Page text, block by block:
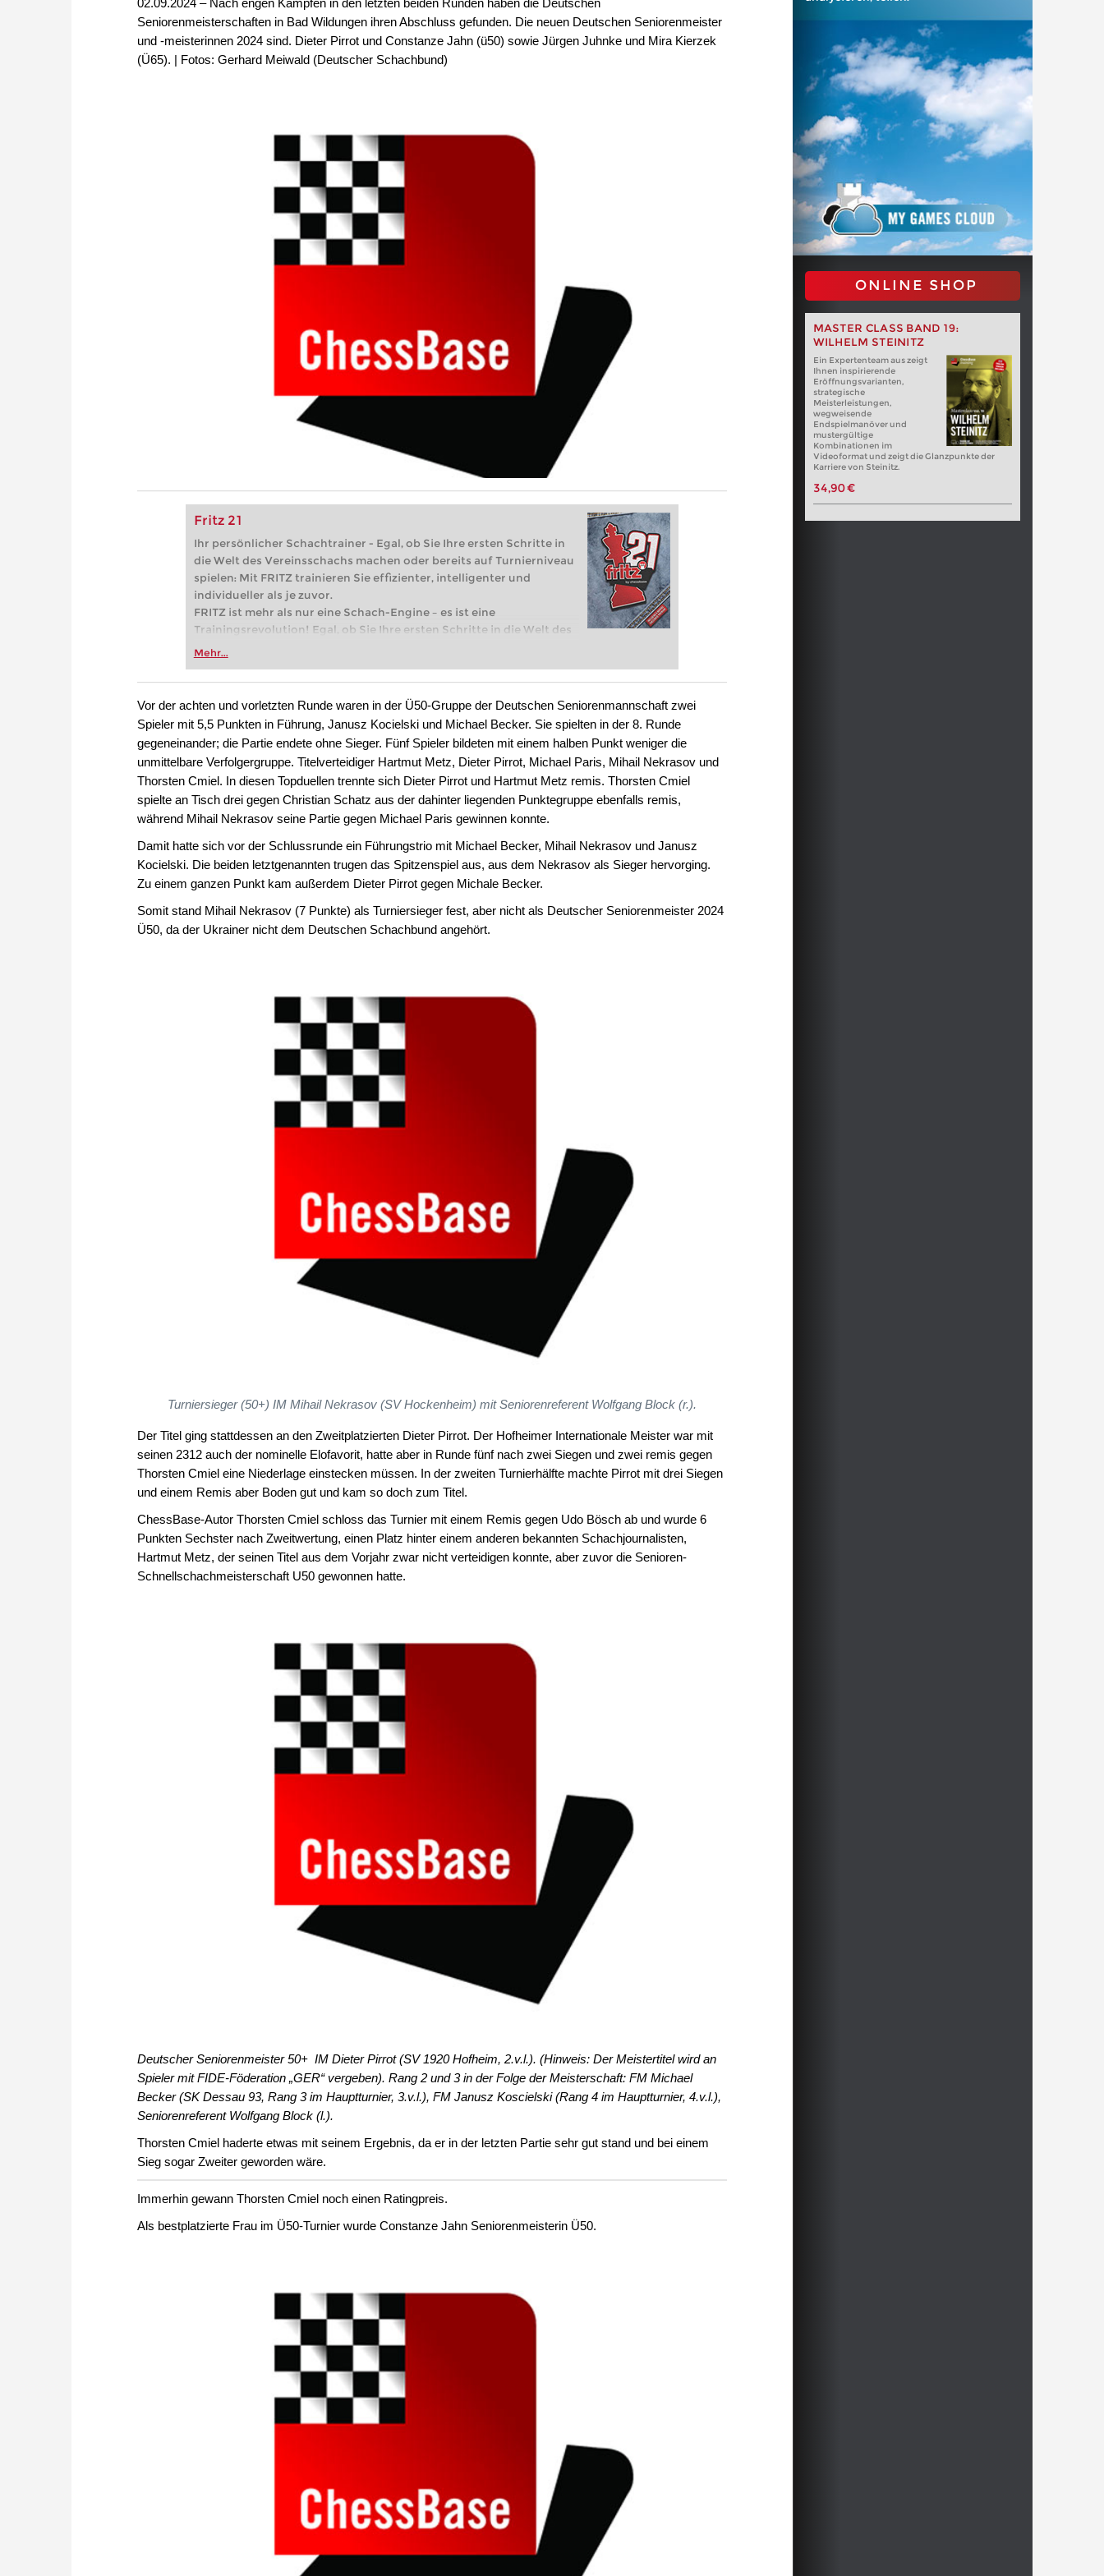
Seniorenmeisterschaften in Bad Wildungen ihren Abschluss gefunden. Die neuen Deutschen Seniorenmeister
und -meisterinnen 2024 sind. Dieter Pirrot und Constanze Jahn (ü50) sowie Jürgen Juhnke und Mira Kierzek
(Ü65). | Fotos: Gerhard Meiwald (Deutscher Schachbund)
Fritz 21
Ihr persönlicher Schachtrainer - Egal, ob Sie Ihre ersten Schritte in
die Welt des Vereinsschachs machen oder bereits auf Turnierniveau
spielen: Mit FRITZ trainieren Sie effizienter, intelligenter und
individueller als je zuvor.
FRITZ ist mehr als nur eine Schach-Engine – es ist eine
Trainingsrevolution! Egal, ob Sie Ihre ersten Schritte in die Welt des
Vereinsschachs machen oder bereits auf Turnierniveau spielen: Mit
zuvor.
Mehr...
ONLINE SHOP
MASTER CLASS BAND 19:
WILHELM STEINITZ
Ein Expertenteam aus zeigt
Ihnen inspirierende
Eröffnungsvarianten,
strategische
Meisterleistungen,
wegweisende
Endspielmanöver und
mustergültige
Kombinationen im
Videoformat und zeigt die Glanzpunkte der
Karriere von Steinitz.
34,90 €
Vor der achten und vorletzten Runde waren in der Ü50-Gruppe der Deutschen Seniorenmannschaft zwei
Spieler mit 5,5 Punkten in Führung, Janusz Kocielski und Michael Becker. Sie spielten in der 8. Runde
gegeneinander; die Partie endete ohne Sieger. Fünf Spieler bildeten mit einem halben Punkt weniger die
unmittelbare Verfolgergruppe. Titelverteidiger Hartmut Metz, Dieter Pirrot, Michael Paris, Mihail Nekrasov und
Thorsten Cmiel. In diesen Topduellen trennte sich Dieter Pirrot und Hartmut Metz remis. Thorsten Cmiel
spielte an Tisch drei gegen Christian Schatz aus der dahinter liegenden Punktegruppe ebenfalls remis,
während Mihail Nekrasov seine Partie gegen Michael Paris gewinnen konnte.
Damit hatte sich vor der Schlussrunde ein Führungstrio mit Michael Becker, Mihail Nekrasov und Janusz
Kocielski. Die beiden letztgenannten trugen das Spitzenspiel aus, aus dem Nekrasov als Sieger hervorging.
Zu einem ganzen Punkt kam außerdem Dieter Pirrot gegen Michale Becker.
Somit stand Mihail Nekrasov (7 Punkte) als Turniersieger fest, aber nicht als Deutscher Seniorenmeister 2024
Ü50, da der Ukrainer nicht dem Deutschen Schachbund angehört.
Turniersieger (50+) IM Mihail Nekrasov (SV Hockenheim) mit Seniorenreferent Wolfgang Block (r.).
Der Titel ging stattdessen an den Zweitplatzierten Dieter Pirrot. Der Hofheimer Internationale Meister war mit
seinen 2312 auch der nominelle Elofavorit, hatte aber in Runde fünf nach zwei Siegen und zwei remis gegen
Thorsten Cmiel eine Niederlage einstecken müssen. In der zweiten Turnierhälfte machte Pirrot mit drei Siegen
und einem Remis aber Boden gut und kam so doch zum Titel.
ChessBase-Autor Thorsten Cmiel schloss das Turnier mit einem Remis gegen Udo Bösch ab und wurde 6
Punkten Sechster nach Zweitwertung, einen Platz hinter einem anderen bekannten Schachjournalisten,
Hartmut Metz, der seinen Titel aus dem Vorjahr zwar nicht verteidigen konnte, aber zuvor die Senioren-
Schnellschachmeisterschaft U50 gewonnen hatte.
Deutscher Seniorenmeister 50+ IM Dieter Pirrot (SV 1920 Hofheim, 2.v.l.). (Hinweis: Der Meistertitel wird an
Spieler mit FIDE-Föderation „GER“ vergeben). Rang 2 und 3 in der Folge der Meisterschaft: FM Michael
Becker (SK Dessau 93, Rang 3 im Hauptturnier, 3.v.l.), FM Janusz Koscielski (Rang 4 im Hauptturnier, 4.v.l.),
Seniorenreferent Wolfgang Block (l.).
Thorsten Cmiel haderte etwas mit seinem Ergebnis, da er in der letzten Partie sehr gut stand und bei einem
Sieg sogar Zweiter geworden wäre.
Immerhin gewann Thorsten Cmiel noch einen Ratingpreis.
Als bestplatzierte Frau im Ü50-Turnier wurde Constanze Jahn Seniorenmeisterin Ü50.